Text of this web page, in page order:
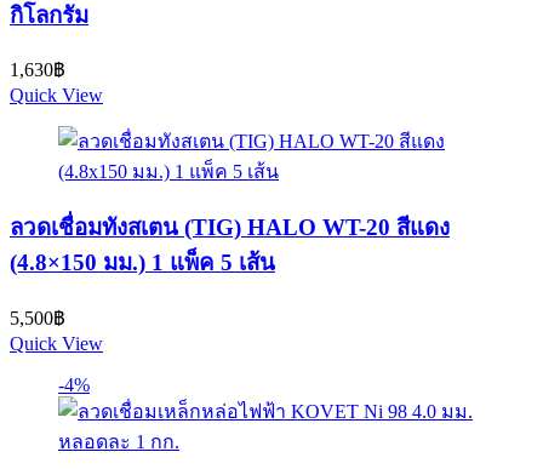
กิโลกรัม
1,630฿
Quick View
ลวดเชื่อมทังสเตน (TIG) HALO WT-20 สีแดง
(4.8×150 มม.) 1 แพ็ค 5 เส้น
5,500฿
Quick View
-4%